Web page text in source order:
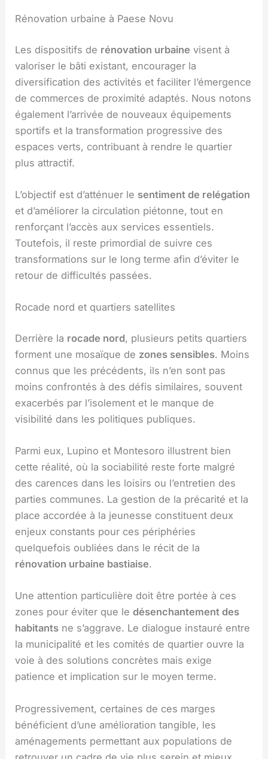
Rénovation urbaine à Paese Novu
Les dispositifs de rénovation urbaine visent à
valoriser le bâti existant, encourager la
diversification des activités et faciliter l’émergence
de commerces de proximité adaptés. Nous notons
également l’arrivée de nouveaux équipements
sportifs et la transformation progressive des
espaces verts, contribuant à rendre le quartier
plus attractif.
L’objectif est d’atténuer le sentiment de relégation
et d’améliorer la circulation piétonne, tout en
renforçant l’accès aux services essentiels.
Toutefois, il reste primordial de suivre ces
transformations sur le long terme afin d’éviter le
retour de difficultés passées.
Rocade nord et quartiers satellites
Derrière la rocade nord, plusieurs petits quartiers
forment une mosaïque de zones sensibles. Moins
connus que les précédents, ils n’en sont pas
moins confrontés à des défis similaires, souvent
exacerbés par l’isolement et le manque de
visibilité dans les politiques publiques.
Parmi eux, Lupino et Montesoro illustrent bien
cette réalité, où la sociabilité reste forte malgré
des carences dans les loisirs ou l’entretien des
parties communes. La gestion de la précarité et la
place accordée à la jeunesse constituent deux
enjeux constants pour ces périphéries
quelquefois oubliées dans le récit de la
rénovation urbaine bastiaise.
Une attention particulière doit être portée à ces
zones pour éviter que ledésenchantement des
habitants ne s’aggrave. Le dialogue instauré entre
la municipalité et les comités de quartier ouvre la
voie à des solutions concrètes mais exige
patience et implication sur le moyen terme.
Progressivement, certaines de ces marges
bénéficient d’une amélioration tangible, les
aménagements permettant aux populations de